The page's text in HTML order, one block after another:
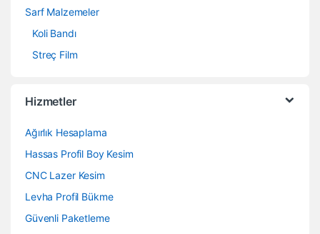
Sarf Malzemeler
Koli Bandı
Streç Film
Hizmetler
Ağırlık Hesaplama
Hassas Profil Boy Kesim
CNC Lazer Kesim
Levha Profil Bükme
Güvenli Paketleme